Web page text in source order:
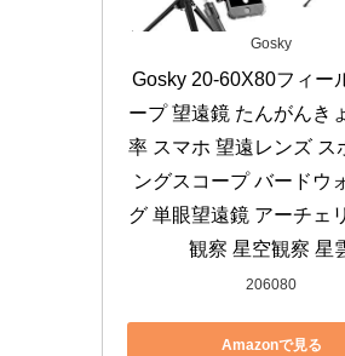
Gosky
Gosky 20-60X80フィー
ープ 望遠鏡 たんがんき
率 スマホ 望遠レンズ ス
ングスコープ バードウ
グ 単眼望遠鏡 アーチェ
観察 星空観察 星
206080
Amazonで見る